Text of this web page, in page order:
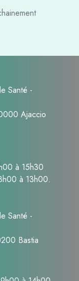
Santé -
Ajaccio
à 15h30
à 13h00.
Santé -
Bastia